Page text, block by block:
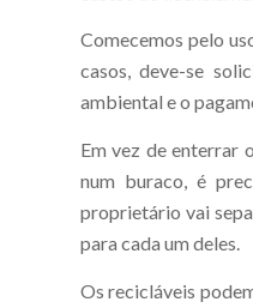
Comecemos pelo
casos, deve-se
ambiental e o
Em vez de enterrar
num buraco, é
proprietário vai
para cada um deles.
Os recicláveis